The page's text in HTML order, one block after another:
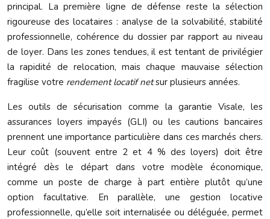
principal. La première ligne de défense reste la sélection
rigoureuse des locataires : analyse de la solvabilité, stabilité
professionnelle, cohérence du dossier par rapport au niveau
de loyer. Dans les zones tendues, il est tentant de privilégier
la rapidité de relocation, mais chaque mauvaise sélection
fragilise votre rendement locatif netsur plusieurs années.
Les outils de sécurisation comme la garantie Visale, les
assurances loyers impayés (GLI) ou les cautions bancaires
prennent une importance particulière dans ces marchés chers.
Leur coût (souvent entre 2 et 4 % des loyers) doit être
intégré dès le départ dans votre modèle économique,
comme un poste de charge à part entière plutôt qu’une
option facultative. En parallèle, une gestion locative
professionnelle, qu’elle soit internalisée ou déléguée, permet